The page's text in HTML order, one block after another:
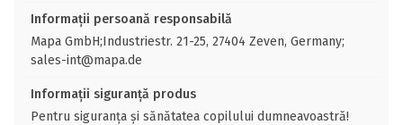
Informații persoană responsabilă
Mapa GmbH;Industriestr. 21-25, 27404 Zeven, Germany;
sales-int@mapa.de
Informații siguranță produs
Pentru siguranța și sănătatea copilului dumneavoastră!